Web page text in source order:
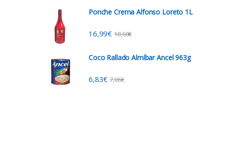
Ponche Crema Alfonso Loreto 1L
16,99€ 18,68€
Coco Rallado Almíbar Ancel 963g
6,83€ 7,06€